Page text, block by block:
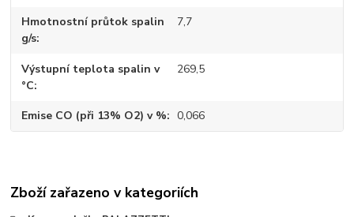
Hmotnostní průtok spalin
g/s
7,7
Výstupní teplota spalin v
°C
269,5
Emise CO (při 13% O2) v % 0,066
Zboží zařazeno v kategoriích